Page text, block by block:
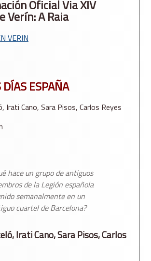
Oficial Via XIV
Verín: A Raia
VERIN
ESPAÑA
Irati Cano, Sara Pisos, Carlos Reyes
hace un grupo de antiguos
de la Legión española
semanalmente en un
cuartel de Barcelona?
Irati Cano, Sara Pisos, Carlos